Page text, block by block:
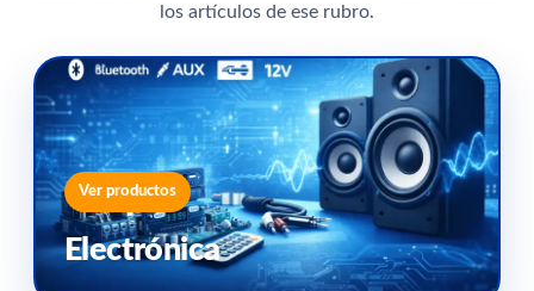
los artículos de ese rubro.
Ver productos
Electrónica